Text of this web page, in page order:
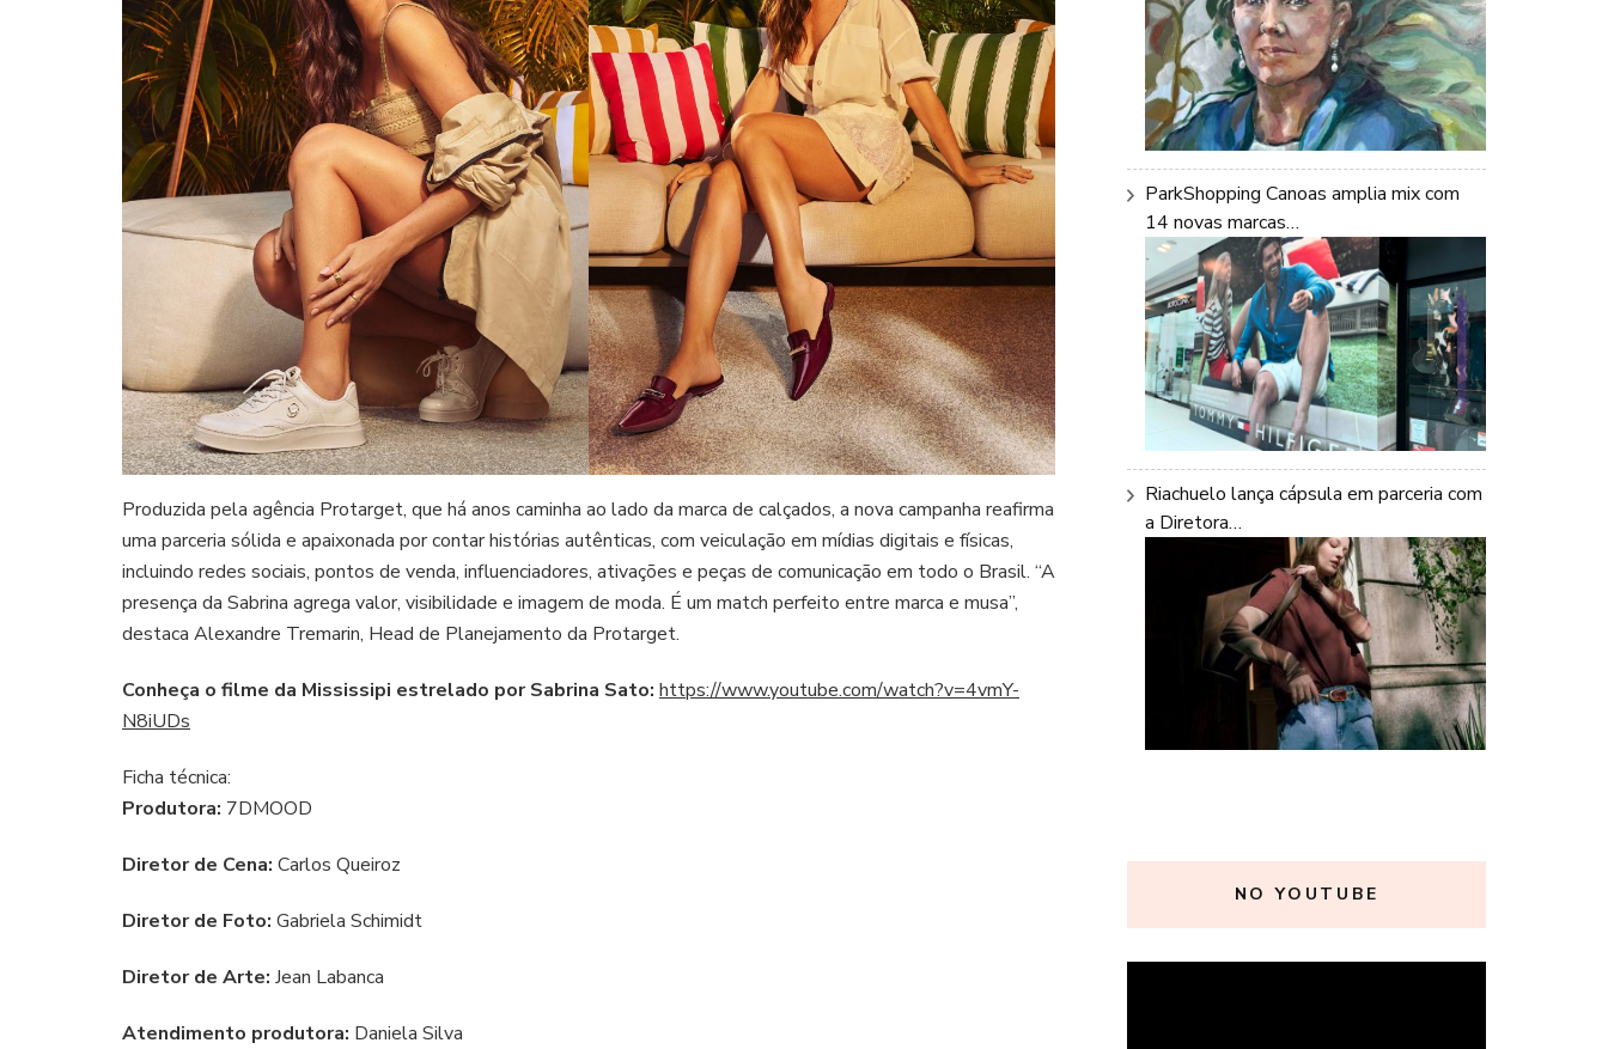
Produzida pela agência Protarget, que há anos caminha ao lado da marca de calçados, a nova campanha reafirma
uma parceria sólida e apaixonada por contar histórias autênticas, com veiculação em mídias digitais e físicas,
incluindo redes sociais, pontos de venda, influenciadores, ativações e peças de comunicação em todo o Brasil. “A
presença da Sabrina agrega valor, visibilidade e imagem de moda. É um match perfeito entre marca e musa”,
destaca Alexandre Tremarin, Head de Planejamento da Protarget.
Conheça o filme da Mississipi estrelado por Sabrina Sato: https://www.youtube.com/watch?v=4vmY-
N8iUDs
Ficha técnica:
Produtora: 7DMOOD
Diretor de Cena: Carlos Queiroz
Diretor de Foto: Gabriela Schimidt
Diretor de Arte: Jean Labanca
Atendimento produtora: Daniela Silva
ParkShopping Canoas amplia mix com
14 novas marcas…
Riachuelo lança cápsula em parceria com
a Diretora…
NO YOUTUBE